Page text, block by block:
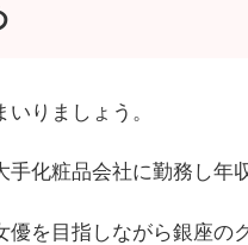
りましょう。
化粧品会社に勤務し年
を目指しながら銀座の